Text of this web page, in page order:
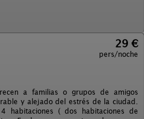
29 €
pers/noche
a familias o grupos de amigos
y alejado del estrés de la ciudad.
habitaciones ( dos habitaciones de